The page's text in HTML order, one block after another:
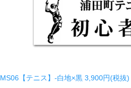
MS06【テニス】-白地×黒 3,900円(税抜)